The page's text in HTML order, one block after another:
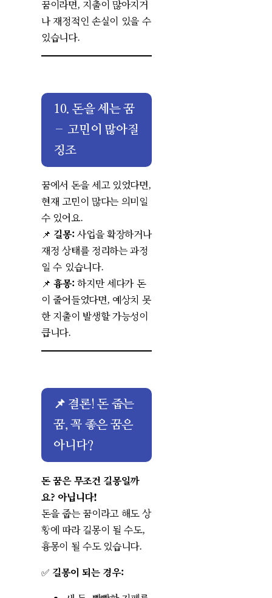
꿈이라면, 지출이 많아지거
나 재정적인 손실이 있을 수
있습니다.
10. 돈을 세는 꿈
– 고민이 많아질
징조
꿈에서 돈을 세고 있었다면,
현재 고민이 많다는 의미일
수 있어요.
📌 길몽: 사업을 확장하거나
재정 상태를 정리하는 과정
일 수 있습니다.
📌흉몽: 하지만 세다가 돈
이 줄어들었다면, 예상치 못
한 지출이 발생할 가능성이
큽니다.
📌 결론! 돈 줍는
꿈, 꼭 좋은 꿈은
아니다?
돈 꿈은 무조건 길몽일까
요? 아닙니다!
돈을 줍는 꿈이라고 해도 상
황에 따라 길몽이 될 수도,
흉몽이 될 수도 있습니다.
✅ 길몽이 되는 경우: